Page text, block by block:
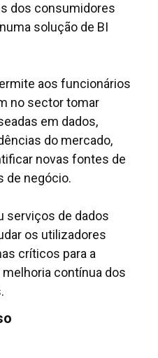
dos consumidores
solução de BI
aos funcionários
no sector tomar
em dados,
do mercado,
novas fontes de
de negócio.
serviços de dados
os utilizadores
críticos para a
contínua dos